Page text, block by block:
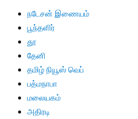
நடேசன் இணையம்
பூந்தளிர்
தூ
தேனி
தமிழ் நியூஸ் வெப்
பத்மநாபா
மலையகம்
அதிரடி